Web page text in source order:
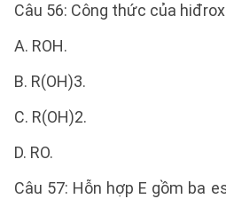
Câu 56: Công thức của
A. ROH.
B. R(OH)3.
C. R(OH)2.
D. RO.
Câu 57: Hỗn hợp E gồm ba